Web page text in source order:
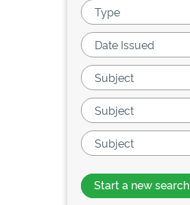
Start a new search